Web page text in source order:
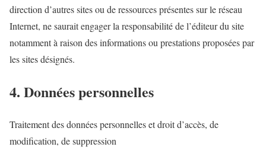
direction d’autres sites ou de ressources présentes sur le réseau
Internet, ne saurait engager la responsabilité de l’éditeur du site
notamment à raison des informations ou prestations proposées par
les sites désignés.
4. Données personnelles
Traitement des données personnelles et droit d’accès, de
modification, de suppression